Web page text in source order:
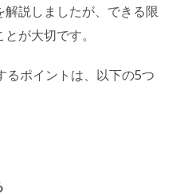
説しましたが、できる限
が大切です。
ポイントは、以下の5つ